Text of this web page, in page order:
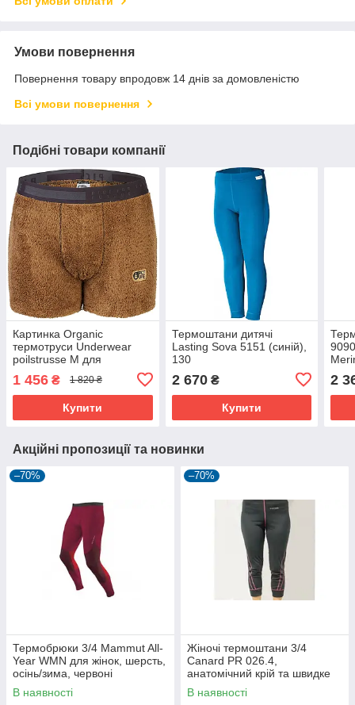
Умови повернення
Повернення товару впродовж 14 днів за домовленістю
Всі умови повернення
Подібні товари компанії
Картинка Organic
термотруси Underwear
poilstrusse M для
теплі та комфортні
1 456 ₴ 1 820 ₴
Купити
Термоштани дитячі
Lasting Sova 5151 (синій),
130
2 670₴
Купити
2
Акційні пропозиції та новинки
–70%
Термобрюки 3/4 Mammut All-
Year WMN для жінок, шерсть,
осінь/зима, червоні
В наявності
–70%
Жіночі термоштани 3/4
Canard PR 026.4,
анатомічний крій та швидке
висихання, розмір L
В наявності